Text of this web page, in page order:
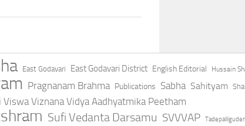
East Godavari East Godavari District English Editorial Hussain
Pragnanam Brahma Publications Sabha Sahityam
Viswa Viznana Vidya Aadhyatmika Peetham
Sufi Vedanta Darsamu SVVVAP